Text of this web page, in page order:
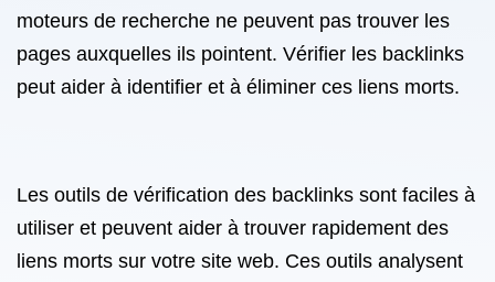
moteurs de recherche ne peuvent pas trouver les
pages auxquelles ils pointent. Vérifier les backlinks
peut aider à identifier et à éliminer ces liens morts.
Les outils de vérification des backlinks sont faciles à
utiliser et peuvent aider à trouver rapidement des
liens morts sur votre site web. Ces outils analysent